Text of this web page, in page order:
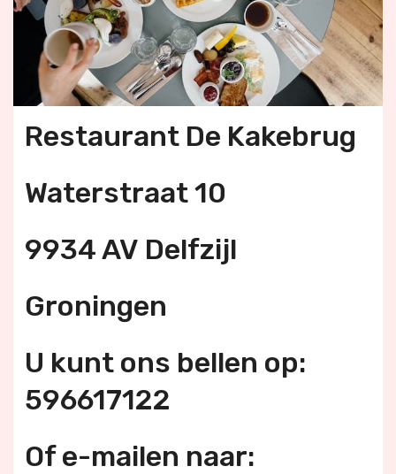
Restaurant De Kakebrug
Waterstraat 10
9934 AV Delfzijl
Groningen
U kunt ons bellen op:
596617122
Of e-mailen naar: